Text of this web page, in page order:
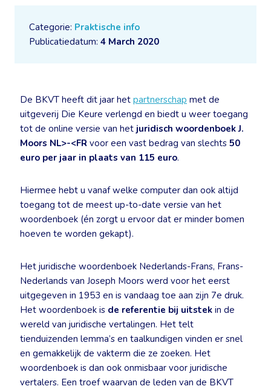
Categorie: Praktische info
Publicatiedatum: 4 March 2020
De BKVT heeft dit jaar het partnerschap met de
uitgeverij Die Keure verlengd en biedt u weer toegang
tot de online versie van het juridisch woordenboek J.
Moors NL>-<FR voor een vast bedrag van slechts 50
euro per jaar in plaats van 115 euro.
Hiermee hebt u vanaf welke computer dan ook altijd
toegang tot de meest up-to-date versie van het
woordenboek (én zorgt u ervoor dat er minder bomen
hoeven te worden gekapt).
Het juridische woordenboek Nederlands-Frans, Frans-
Nederlands van Joseph Moors werd voor het eerst
uitgegeven in 1953 en is vandaag toe aan zijn 7e druk.
Het woordenboek is de referentie bij uitstek in de
wereld van juridische vertalingen. Het telt
tienduizenden lemma’s en taalkundigen vinden er snel
en gemakkelijk de vakterm die ze zoeken. Het
woordenboek is dan ook onmisbaar voor juridische
vertalers. Een troef waarvan de leden van de BKVT